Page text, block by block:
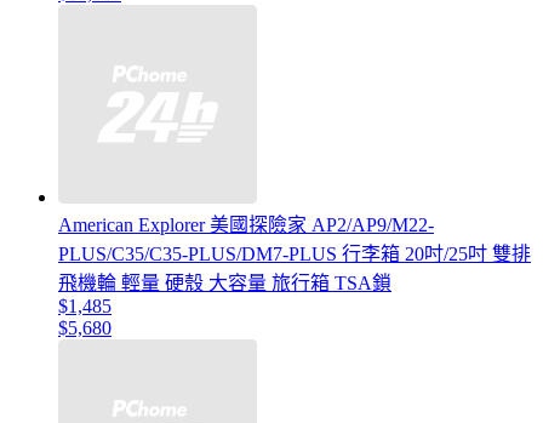
American Explorer 美國探險家 AP2/AP9/M22-
PLUS/C35/C35-PLUS/DM7-PLUS 行李箱 20吋/25吋 雙排
飛機輪 輕量 硬殼 大容量 旅行箱 TSA鎖
$1,485
$5,680